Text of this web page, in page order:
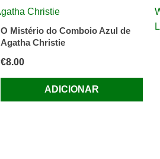
O Mistério do Comboio Azul de
Agatha Christie
€8.00
ADICIONAR